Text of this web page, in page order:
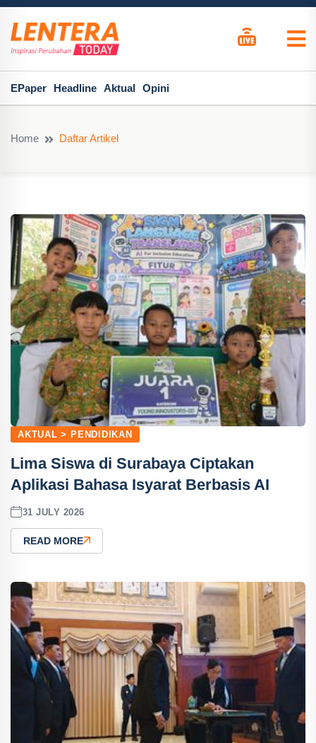
EPaper Headline Aktual Opini
Home Daftar Artikel
AKTUAL > PENDIDIKAN
Lima Siswa di Surabaya Ciptakan
Aplikasi Bahasa Isyarat Berbasis AI
31 JULY 2026
READ MORE